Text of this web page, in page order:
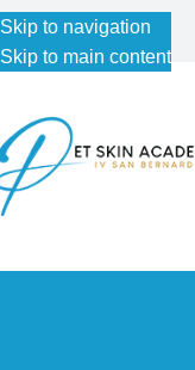
Skip to navigation
Skip to main content